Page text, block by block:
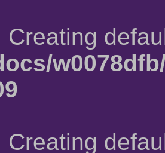
Creating
Creating